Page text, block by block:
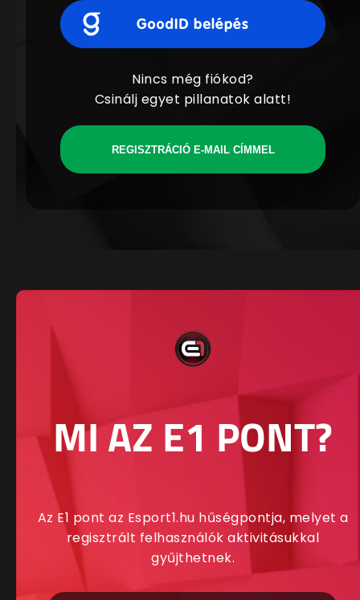
Nincs még fiókod?
Csinálj egyet pillanatok alatt!
REGISZTRÁCIÓ E-MAIL CÍMMEL
MI AZ E1 PONT?
Az E1 pont az Esport1.hu hűségpontja, melyet a
regisztrált felhasználók aktivitásukkal
gyűjthetnek.